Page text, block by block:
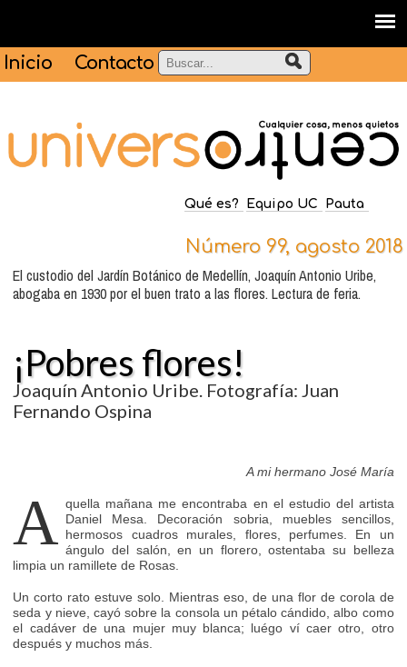
Inicio Contacto
Qué es? Equipo UC Pauta
Número 99, agosto 2018
El custodio del Jardín Botánico de Medellín, Joaquín Antonio Uribe,
abogaba en 1930 por el buen trato a las flores. Lectura de feria.
¡Pobres flores!
Joaquín Antonio Uribe. Fotografía: Juan
Fernando Ospina
A mi hermano José María
A quella mañana me encontraba en el estudio del artista
Daniel Mesa. Decoración sobria, muebles sencillos,
hermosos cuadros murales, flores, perfumes. En un
ángulo del salón, en un florero, ostentaba su belleza
limpia un ramillete de Rosas.
Un corto rato estuve solo. Mientras eso, de una flor de corola de
seda y nieve, cayó sobre la consola un pétalo cándido, albo como
el cadáver de una mujer muy blanca; luégo ví caer otro, otro
después y muchos más.